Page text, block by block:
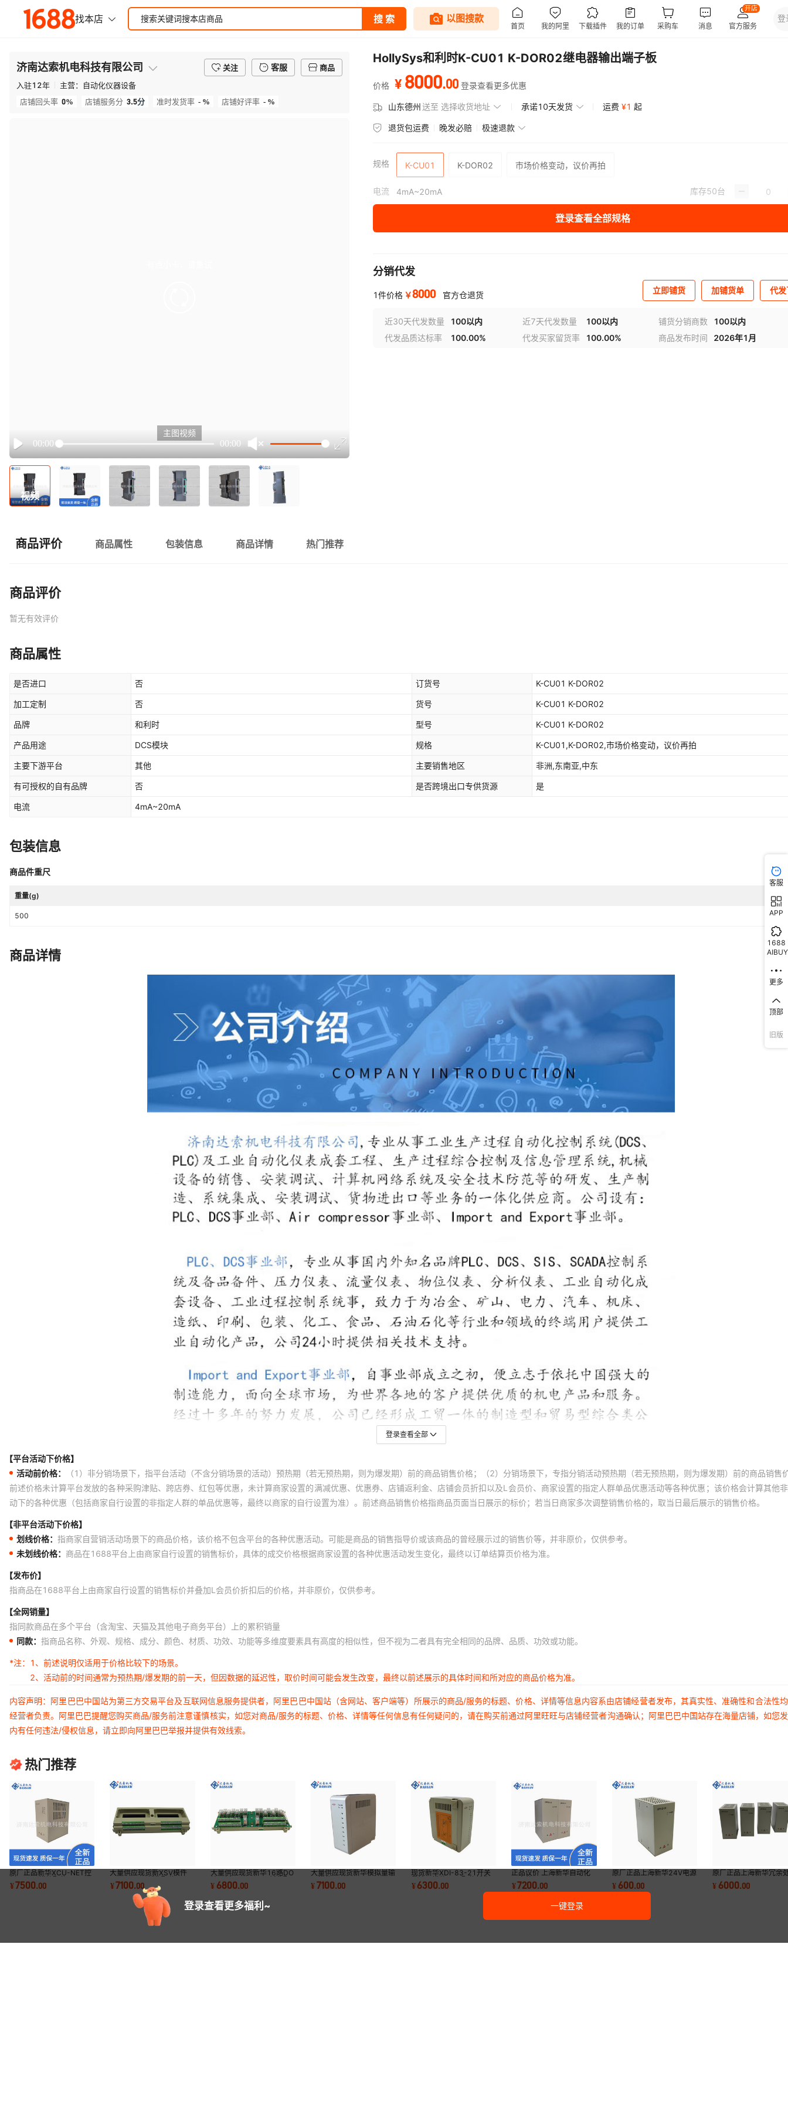
济南达索机电科技有限公司 关注 客服
商品
入驻12年 主营：
自动化仪器设备
店铺回头率 0% 店铺服务分 3.5分 准时发货率 - % 店铺好评率 - %
Play
00:00 00:00
主图视频
视频
HollySys和利时K-CU01 K-DOR02继电器输出端子板
价格 ¥ 8000.00 登录查看更多优惠
山东德州送至 选择收货地址 承诺10天发货 运费 ¥1 起
退货包运费 晚发必赔 极速退款
规格 K-CU01 K-DOR02 市场价格变动，议价再拍
电流 4mA~20mA 库存50台
登录查看全部规格
分销代发
1件价格 ￥8000 官方仓退货 立即铺货 加铺货单 代
近30天代发数量 100以内 近7天代发数量 100以内 铺货分销商数
100以内
代发品质达标率
100.00% 代发买家留货率 100.00% 商品发布时间 2026年1月
商品评价 商品属性 包装信息 商品详情 热门推荐
商品评价
暂无有效评价
商品属性
是否进口 否 订货号 K-CU01 K-DOR02
加工定制 否 货号 K-CU01 K-DOR02
品牌 和利时 型号 K-CU01 K-DOR02
产品用途 DCS模块 规格 K-CU01,K-DOR02,市场价格变动，议价再拍
主要下游平台 其他 主要销售地区 非洲,东南亚,中东
有可授权的自有品牌 否 是否跨境出口专供货源 是
电流 4mA~20mA
包装信息
商品件重尺
重量(g)
500
商品详情
登录查看全部
【平台活动下价格】
活动前价格：
（1）非分销场景下，指平台活动（不含分销场景的活动）预热期（若无预热期，则为爆发期）前的商品销售价格；（2）分销场景下，专指分销活动预热期（若无预热期，则为爆发期）前的商品销售
前述价格未计算平台发放的各种采购津贴、跨店券、红包等优惠，未计算商家设置的满减优惠、优惠券、店铺返利金、店铺会员折扣以及L会员价、商家设置的指定人群单品优惠活动等各种优惠；该价格会计算其他
动下的各种优惠（包括商家自行设置的非指定人群的单品优惠等，最终以商家的自行设置为准）。前述商品销售价格指商品页面当日展示的标价；若当日商家多次调整销售价格的，取当日最后展示的销售价格。
【非平台活动下价格】
划线价格： 指商家自营销活动场景下的商品价格，该价格不包含平台的各种优惠活动。可能是商品的销售指导价或该商品的曾经展示过的销售价等，并非原价，仅供参考。
未划线价格： 商品在1688平台上由商家自行设置的销售标价，具体的成交价格根据商家设置的各种优惠活动发生变化，最终以订单结算页价格为准。
【发布价】
指商品在1688平台上由商家自行设置的销售标价并叠加L会员价折扣后的价格，并非原价，仅供参考。
【全网销量】
指同款商品在多个平台（含淘宝、天猫及其他电子商务平台）上的累积销量
同款： 指商品名称、外观、规格、成分、颜色、材质、功效、功能等多维度要素具有高度的相似性，但不视为二者具有完全相同的品牌、品质、功效或功能。
*注：
1、前述说明仅适用于价格比较下的场景。
2、活动前的时间通常为预热期/爆发期的前一天，但因数据的延迟性，取价时间可能会发生改变，最终以前述展示的具体时间和所对应的商品价格为准。
内容声明：阿里巴巴中国站为第三方交易平台及互联网信息服务提供者，阿里巴巴中国站（含网站、客户端等）所展示的商品/服务的标题、价格、详情等信息内容系由店铺经营者发布，其真实性、准确性和合法性
经营者负责。阿里巴巴提醒您购买商品/服务前注意谨慎核实，如您对商品/服务的标题、价格、详情等任何信息有任何疑问的，请在购买前通过阿里旺旺与店铺经营者沟通确认；阿里巴巴中国站存在海量店铺，如您
内有任何违法/侵权信息，请立即向阿里巴巴举报并提供有效线索。
热门推荐
原厂正品新华XCU-NET控
制器DCS模块配件XCU-
NET
¥7500.00
大量供应现货新XSV模件
X2336121新华配件XSV-
813-21
¥7100.00
大量供应现货新华16路DO
端子板X2336136新华配
件XDO-TB
¥6800.00
大量供应现货新华模拟量输
入模件DCS XAI-81-24
¥7100.00
现货新华XDI-83-21开关
量输入模件DCS配件新华
XDI-83-21
¥6300.00
正品议价 上海新华自动化
冗余处理器X2336011E
¥7200.00
原厂正品上海新华24V电源
X9242027
¥600.00
原厂正品上海新华冗余
器X2336011
¥6000.00
登录查看更多福利~ 一键登录
客服
APP
1688
AIBUY
更多
顶部
旧版